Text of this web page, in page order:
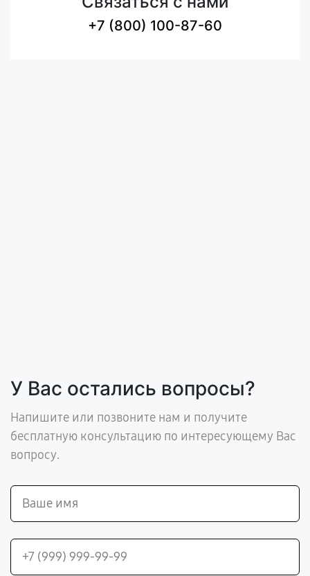
+7 (800) 100-87-60
У Вас остались вопросы?
Напишите или позвоните нам и получите
бесплатную консультацию по интересующему Вас
вопросу.